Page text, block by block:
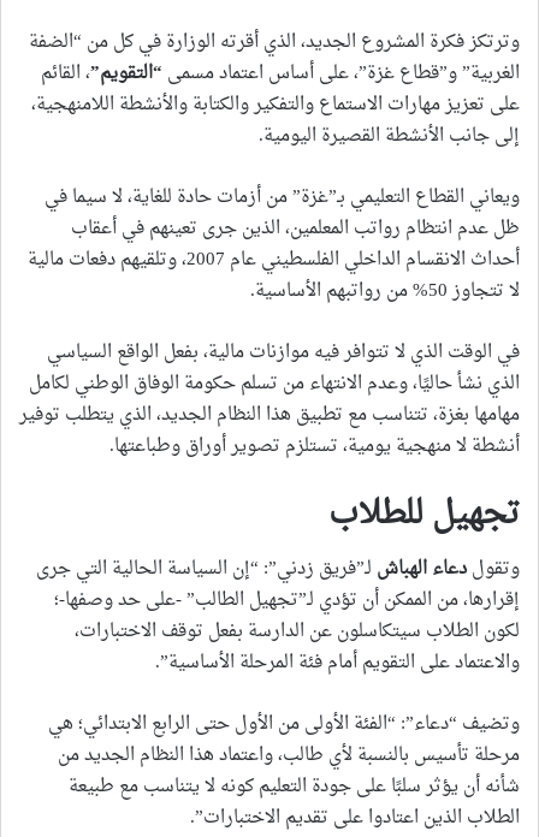
وترتكز فكرة المشروع الجديد، الذي أقرته الوزارة في كل من “الضفة
الغربية” و”قطاع غزة”، على أساس اعتماد مسمى “التقويم”، القائم
على تعزيز مهارات الاستماع والتفكير والكتابة والأنشطة اللامنهجية،
إلى جانب الأنشطة القصيرة اليومية.
ويعاني القطاع التعليمي بـ”غزة” من أزمات حادة للغاية، لا سيما في
ظل عدم انتظام رواتب المعلمين، الذين جرى تعينهم في أعقاب
أحداث الانقسام الداخلي الفلسطيني عام 2007، وتلقيهم دفعات مالية
لا تتجاوز 50% من رواتبهم الأساسية.
في الوقت الذي لا تتوافر فيه موازنات مالية، بفعل الواقع السياسي
الذي نشأ حاليًا، وعدم الانتهاء من تسلم حكومة الوفاق الوطني لكامل
مهامها بغزة، تتناسب مع تطبيق هذا النظام الجديد، الذي يتطلب توفير
أنشطة لا منهجية يومية، تستلزم تصوير أوراق وطباعتها.
تجهيل للطلاب
وتقولدعاء الهباش لـ”فريق زدني”: “إن السياسة الحالية التي جرى
إقرارها، من الممكن أن تؤدي لـ”تجهيل الطالب” -على حد وصفها-؛
لكون الطلاب سيتكاسلون عن الدارسة بفعل توقف الاختبارات،
والاعتماد على التقويم أمام فئة المرحلة الأساسية”.
وتضيف “دعاء”: “الفئة الأولى من الأول حتى الرابع الابتدائي؛ هي
مرحلة تأسيس بالنسبة لأي طالب، واعتماد هذا النظام الجديد من
شأنه أن يؤثر سلبًا على جودة التعليم كونه لا يتناسب مع طبيعة
الطلاب الذين اعتادوا على تقديم الاختبارات”.